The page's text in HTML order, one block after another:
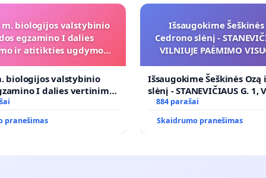
m. biologijos valstybinio
egzamino I dalies
ir atitikties ugdymo
biologijos valstybinio
I dalies vertinimo
programai
pranešimas
Išsaugokime
Cedrono slėnį -
VILNIUJE PAĖMIMO
PRITAIKYMO VIEŠAJAI
FUNKCIJAI
Išsaugokime Šeškinės Ozą
slėnį - STANEVIČIAUS G. 1,
PAĖMIMO VISUOMENĖS
VIEŠAJAI ŽELDYNŲ
884 parašai
Skaidrumo pranešimas